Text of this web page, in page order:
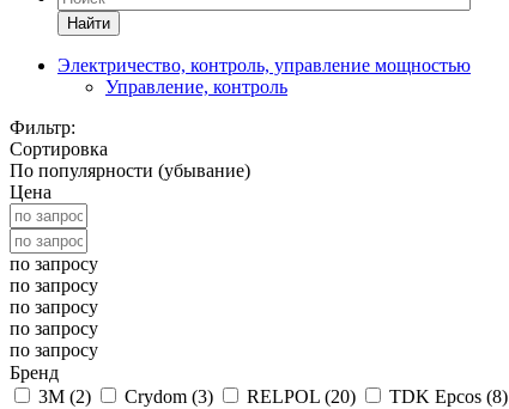
Найти
Электричество, контроль, управление мощностью
Управление, контроль
Фильтр:
Сортировка
По популярности (убывание)
Цена
по запросу
по запросу
по запросу
по запросу
по запросу
Бренд
3M (2) Crydom (3) RELPOL (20) TDK Epcos (8)